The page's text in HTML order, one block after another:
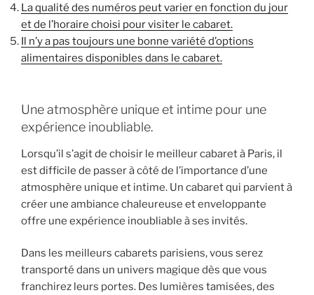
La qualité des numéros peut varier en fonction du jour
et de l’horaire choisi pour visiter le cabaret.
Il n’y a pas toujours une bonne variété d’options
alimentaires disponibles dans le cabaret.
Une atmosphère unique et intime pour une
expérience inoubliable.
Lorsqu’il s’agit de choisir le meilleur cabaret à Paris, il
est difficile de passer à côté de l’importance d’une
atmosphère unique et intime. Un cabaret qui parvient à
créer une ambiance chaleureuse et enveloppante
offre une expérience inoubliable à ses invités.
Dans les meilleurs cabarets parisiens, vous serez
transporté dans un univers magique dès que vous
franchirez leurs portes. Des lumières tamisées, des